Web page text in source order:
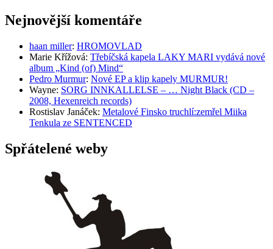
Nejnovější komentáře
haan miller: HROMOVLAD
Marie Křížová: Třebíčská kapela LAKY MARI vydává nové
album „Kind (of) Mind“
Pedro Murmur: Nové EP a klip kapely MURMUR!
Wayne: SORG INNKALLELSE – … Night Black (CD –
2008, Hexenreich records)
Rostislav Janáček: Metalové Finsko truchlí:zemřel Miika
Tenkula ze SENTENCED
Spřátelené weby